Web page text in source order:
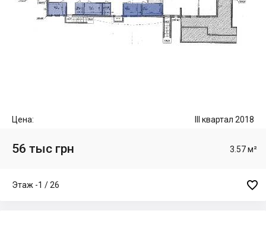
Цена: III квартал 2018
56 тыс грн 3.57 м²
Этаж -1 / 26 